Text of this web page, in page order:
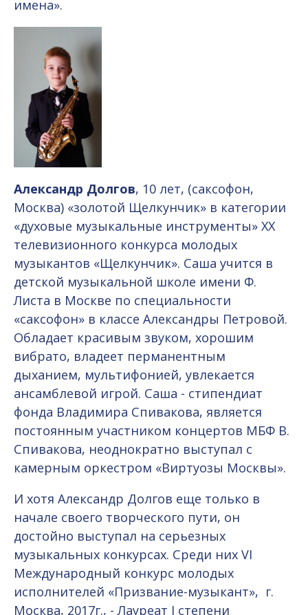
имена».
Александр Долгов, 10 лет, (саксофон,
Москва) «золотой Щелкунчик» в категории
«духовые музыкальные инструменты» ХХ
телевизионного конкурса молодых
музыкантов «Щелкунчик». Саша учится в
детской музыкальной школе имени Ф.
Листа в Москве по специальности
«саксофон» в классе Александры Петровой.
Обладает красивым звуком, хорошим
вибрато, владеет перманентным
дыханием, мультифонией, увлекается
ансамблевой игрой. Саша - стипендиат
фонда Владимира Спивакова, является
постоянным участником концертов МБФ В.
Спивакова, неоднократно выступал с
камерным оркестром «Виртуозы Москвы».
И хотя Александр Долгов еще только в
начале своего творческого пути, он
достойно выступал на серьезных
музыкальных конкурсах. Среди них VI
Международный конкурс молодых
исполнителей «Призвание-музыкант», г.
Москва, 2017г., - Лауреат I степени